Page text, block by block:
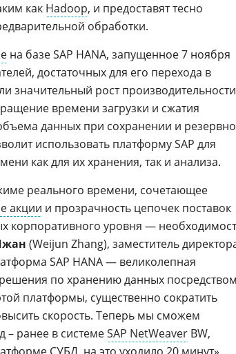
как Hadoop, и предоставят тесно
обработки.
на базе SAP HANA, запущенное 7 ноября
достаточных для его перехода в
значительный рост производительности
времени загрузки и сжатия
данных при сохранении и
использовать платформу SAP для
как для их хранения, так и анализа.
реального времени, сочетающее
акции и прозрачность цепочек поставок
корпоративного уровня —
(Weijun Zhang), заместитель
SAP HANA — великолепная
по хранению данных посредством
платформы, существенно сократить
скорость. Теперь мы сможем
– ранее в системеSAP NetWeaver BW,